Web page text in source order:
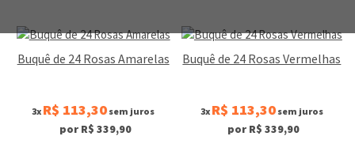
Buquê de 24 Rosas Amarelas
3x R$ 113,30 sem juros
por R$ 339,90
Buquê de 24 Rosas Vermelhas
3x R$ 113,30sem juros
por R$ 339,90